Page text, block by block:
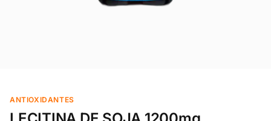
ANTIOXIDANTES